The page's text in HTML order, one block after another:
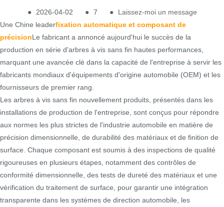
● 2026-04-02 ● 7 ●
Laissez-moi un message
Une Chine leaderfixation automatique et composant de
précisionLe fabricant a annoncé aujourd'hui le succès de la
production en série d'arbres à vis sans fin hautes performances,
marquant une avancée clé dans la capacité de l'entreprise à servir les
fabricants mondiaux d'équipements d'origine automobile (OEM) et les
fournisseurs de premier rang.
Les arbres à vis sans fin nouvellement produits, présentés dans les
installations de production de l'entreprise, sont conçus pour répondre
aux normes les plus strictes de l'industrie automobile en matière de
précision dimensionnelle, de durabilité des matériaux et de finition de
surface. Chaque composant est soumis à des inspections de qualité
rigoureuses en plusieurs étapes, notamment des contrôles de
conformité dimensionnelle, des tests de dureté des matériaux et une
vérification du traitement de surface, pour garantir une intégration
transparente dans les systèmes de direction automobile, les